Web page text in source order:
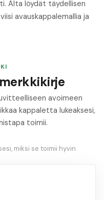
Alta löydät täydellisen
avauskappalemallia ja
avoimeen
kappaletta lukeaksesi,
toimii.
miksi se toimii hyvin